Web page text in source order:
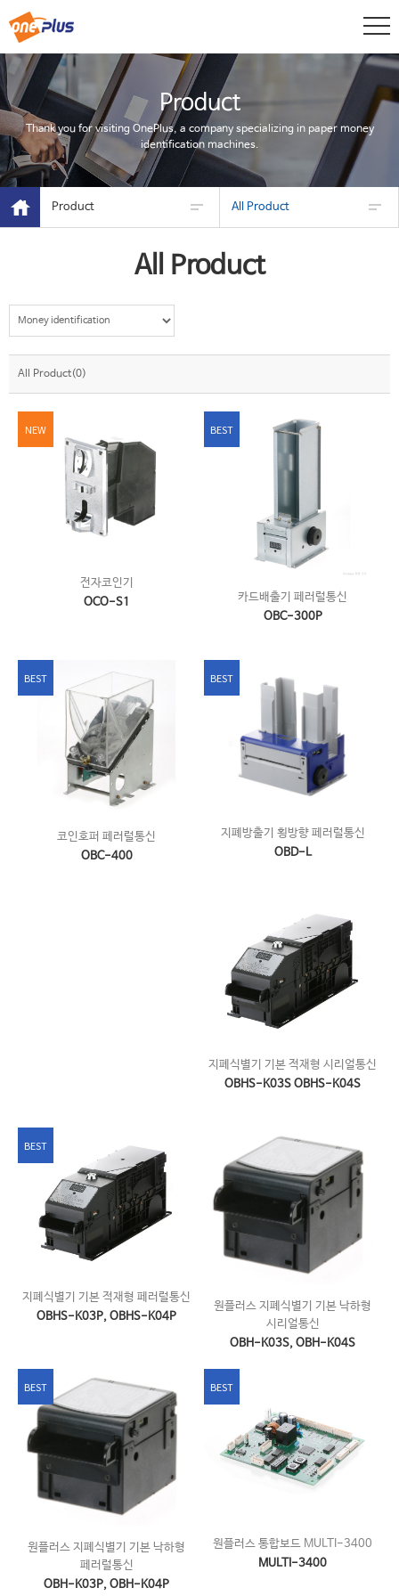
Product
Thank you for visiting OnePlus, a company specializing in paper money
identification machines.
Product All Product
All Product
All Product(0)
NEW
전자코인기
OCO-S1
BEST
카드배출기 페러럴통신
OBC-300P
BEST
코인호퍼 페러럴통신
OBC-400
BEST
지폐방출기 횡방향 페러럴통신
OBD-L
지폐식별기 기본 적재형 시리얼통신
OBHS-K03S OBHS-K04S
BEST
지폐식별기 기본 적재형 페러럴통신
OBHS-K03P, OBHS-K04P
원플러스 지폐식별기 기본 낙하형
시리얼통신
OBH-K03S, OBH-K04S
BEST
원플러스 지폐식별기 기본 낙하형
페러럴통신
OBH-K03P, OBH-K04P
BEST
원플러스 통합보드 MULTI-3400
MULTI-3400